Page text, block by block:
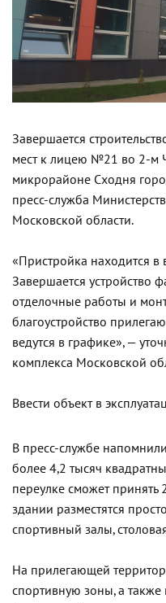
Завершается
мест к лицею №21 во 2-м
микрорайоне Сходня
пресс-служба
Московской области.
«Пристройка находится в
Завершается устройство
отделочные работы и
благоустройство
ведутся в графике», —
комплекса Московской
Ввести объект в
В пресс-службе
более 4,2 тысяч
переулке сможет принять
здании разместятся
спортивный залы,
На прилегающей
спортивную зоны, а